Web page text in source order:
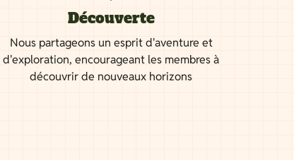
Découverte
Nous partageons un esprit d'aventure et
d'exploration, encourageant les membres à
découvrir de nouveaux horizons